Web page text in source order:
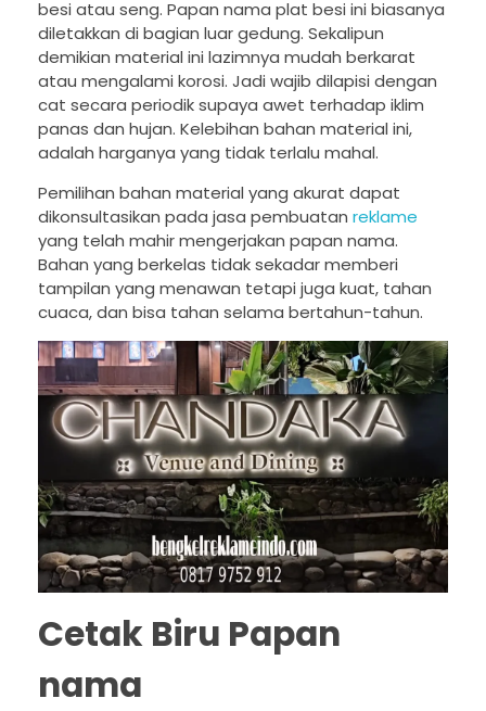
besi atau seng. Papan nama plat besi ini biasanya
diletakkan di bagian luar gedung. Sekalipun
demikian material ini lazimnya mudah berkarat
atau mengalami korosi. Jadi wajib dilapisi dengan
cat secara periodik supaya awet terhadap iklim
panas dan hujan. Kelebihan bahan material ini,
adalah harganya yang tidak terlalu mahal.
Pemilihan bahan material yang akurat dapat
dikonsultasikan pada jasa pembuatan reklame
yang telah mahir mengerjakan papan nama.
Bahan yang berkelas tidak sekadar memberi
tampilan yang menawan tetapi juga kuat, tahan
cuaca, dan bisa tahan selama bertahun-tahun.
Cetak Biru Papan
nama